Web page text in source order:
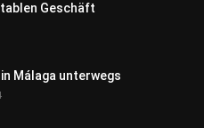
Geschäft
Málaga unterwegs